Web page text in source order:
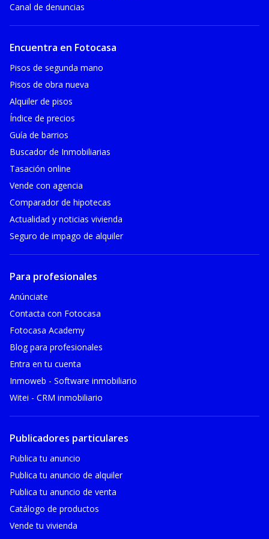
Canal de denuncias
Encuentra en Fotocasa
Pisos de segunda mano
Pisos de obra nueva
Alquiler de pisos
Índice de precios
Guía de barrios
Buscador de Inmobiliarias
Tasación online
Vende con agencia
Comparador de hipotecas
Actualidad y noticias vivienda
Seguro de impago de alquiler
Para profesionales
Anúnciate
Contacta con Fotocasa
Fotocasa Academy
Blog para profesionales
Entra en tu cuenta
Inmoweb - Software inmobiliario
Witei - CRM inmobiliario
Publicadores particulares
Publica tu anuncio
Publica tu anuncio de alquiler
Publica tu anuncio de venta
Catálogo de productos
Vende tu vivienda